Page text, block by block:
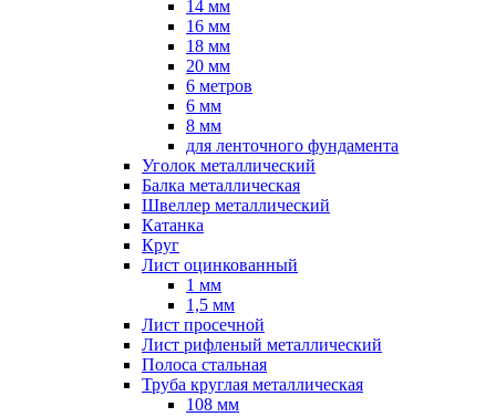
14 мм
16 мм
18 мм
20 мм
6 метров
6 мм
8 мм
для ленточного фундамента
Уголок металлический
Балка металлическая
Швеллер металлический
Катанка
Круг
Лист оцинкованный
1 мм
1,5 мм
Лист просечной
Лист рифленый металлический
Полоса стальная
Труба круглая металлическая
108 мм